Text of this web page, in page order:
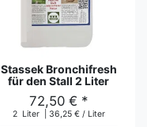
Stassek Bronchifresh
für den Stall 2 Liter
72,50 € *
2 Liter | 36,25 € / Liter